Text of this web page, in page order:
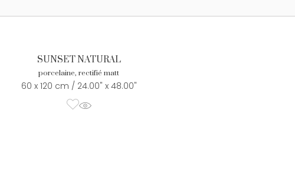
SUNSET NATURAL
porcelaine, rectifié matt
60 x 120 cm / 24.00" x 48.00"